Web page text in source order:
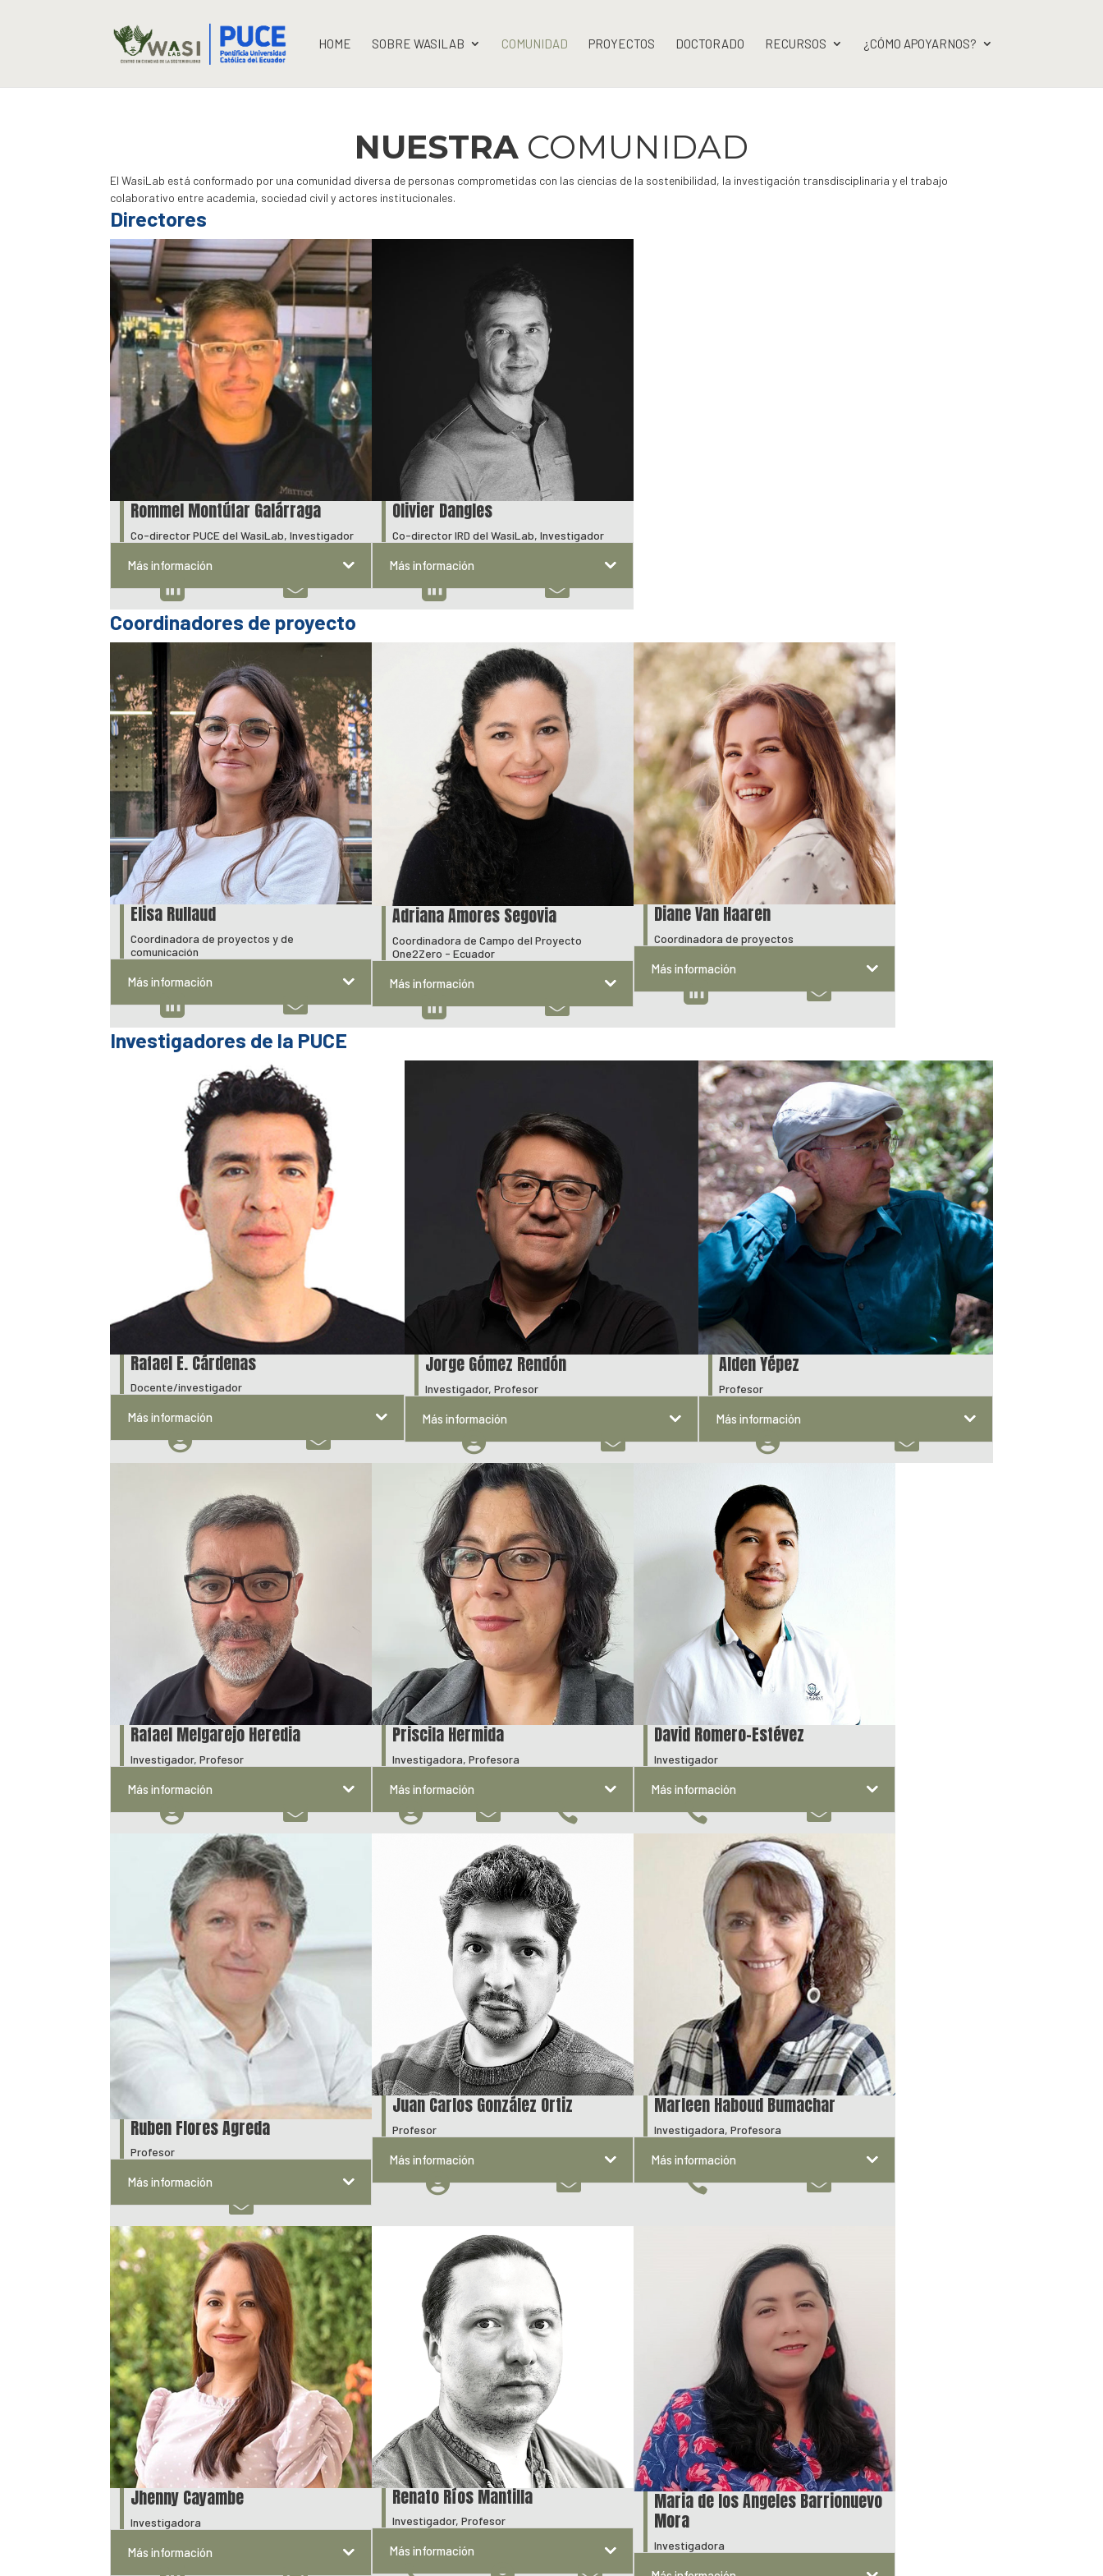
HOME SOBRE WASILAB COMUNIDAD PROYECTOS DOCTORADO RECURSOS ¿CÓMO APOYARNOS?
NUESTRA COMUNIDAD
El WasiLab está conformado por una comunidad diversa de personas comprometidas con las ciencias de la sostenibilidad, la investigación transdisciplinaria y el trabajo
colaborativo entre academia, sociedad civil y actores institucionales.
Directores
Rommel Montúfar Galárraga
Co-director PUCE del WasiLab, Investigador
Más información
 
Olivier Dangles
Co-director IRD del WasiLab, Investigador
Más información


Coordinadores de proyecto
Elisa Rullaud
Coordinadora de proyectos y de
comunicación
Más información
 
Adriana Amores Segovia
Coordinadora de Campo del Proyecto
One2Zero - Ecuador
Más información
 
Diane Van Haaren
Coordinadora de proyectos
Más información


Investigadores de la PUCE
Rafael E. Cárdenas
Docente/investigador
Más información
 
Jorge Gómez Rendón
Investigador, Profesor
Más información
 
Alden Yépez
Profesor
Más información
 
Rafael Melgarejo Heredia
Investigador, Profesor
Más información
 
Priscila Hermida
Investigadora, Profesora
Más información
  
David Romero-Estévez
Investigador
Más información
 
Ruben Flores Agreda
Profesor
Más información

Juan Carlos González Ortiz
Profesor
Más información
 
Marleen Haboud Bumachar
Investigadora, Profesora
Más información
 
Jhenny Cayambe
Investigadora
Más información
Renato Ríos Mantilla
Investigador, Profesor
Más información
Maria de los Angeles Barrionuevo
Mora
Investigadora